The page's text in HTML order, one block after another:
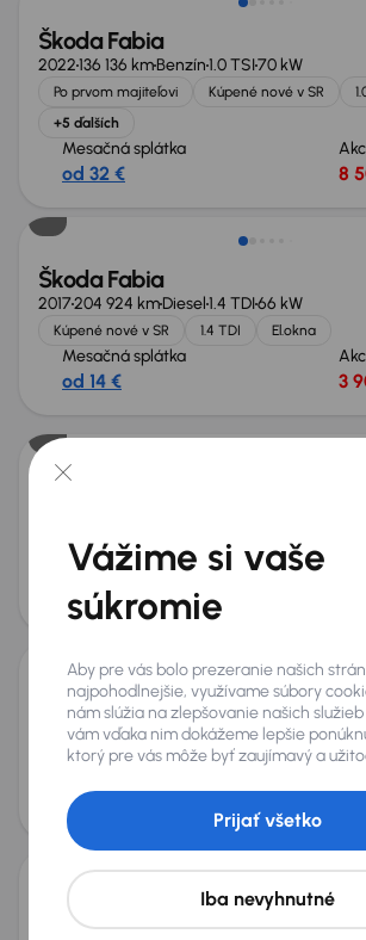
Škoda Fabia
2022136 136 kmBenzín1.0 TSI70 kW
Po prvom majiteľovi Kúpené nové v SR
+5 ďalších
Mesačná splátka
od 32 € 8
Zlacnené o 2 000 €
Škoda Fabia
2017204 924 kmDiesel1.4 TDI66 kW
Kúpené nové v SR 1.4 TDI El.okna
Mesačná splátka
od 14 € 3
Kúpené nové v SR 1.4 TDI Tempomat
Mesačná splátka
od 19 €
Nové v ponuke
Škoda Fabia
201996 803 km Benzín1.0 TSI81 kW
Kúpené nové v SR 1.0 TSI Parkovacie
od 28 €
Škoda Fabia
217 186 kmBenzín1.2 TSI81 kW
Vážime si vaše
súkromie
Aby pre vás bolo prezeranie našich
najpohodlnejšie, využívame súbory
nám slúžia na zlepšovanie našich
vám vďaka nim dokážeme lepšie
ktorý pre vás môže byť zaujímavý a
Iba nevyhnutné
Prijať všetko